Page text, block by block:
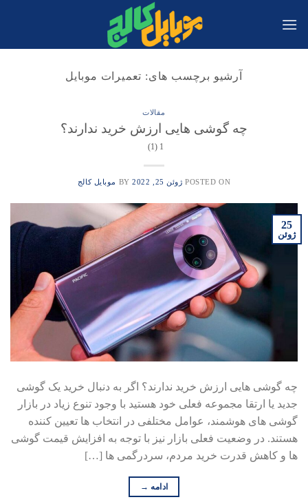
آرشیو برچسب های: تعمیرات موبایل
مقالات
چه گوشی هایی ارزش خرید ندارند؟
1 (1)
POSTED ON ژوئن 25, 2022 BY موبایل کالج
25
ژوئن
چه گوشی هایی ارزش خرید ندارند؟ اگر به دنبال خرید یک گوشی
جدید یا ارتقا مجموعه فعلی خود هستید با وجود تنوع زیاد در بازار
گوشی های هوشمند، عوامل مختلفی در انتخاب ها تعیین کننده
هستند. در وضعیت فعلی بازار نیز با توجه به افزایش قیمت گوشی
ها و کاهش قدرت خرید مردم، سردرگمی ها […]
ادامه →